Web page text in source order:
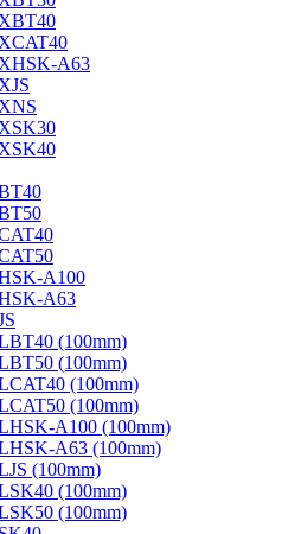
A63
A100
A63
(100mm)
(100mm)
(100mm)
(100mm)
A100 (100mm)
A63 (100mm)
(100mm)
(100mm)
(100mm)